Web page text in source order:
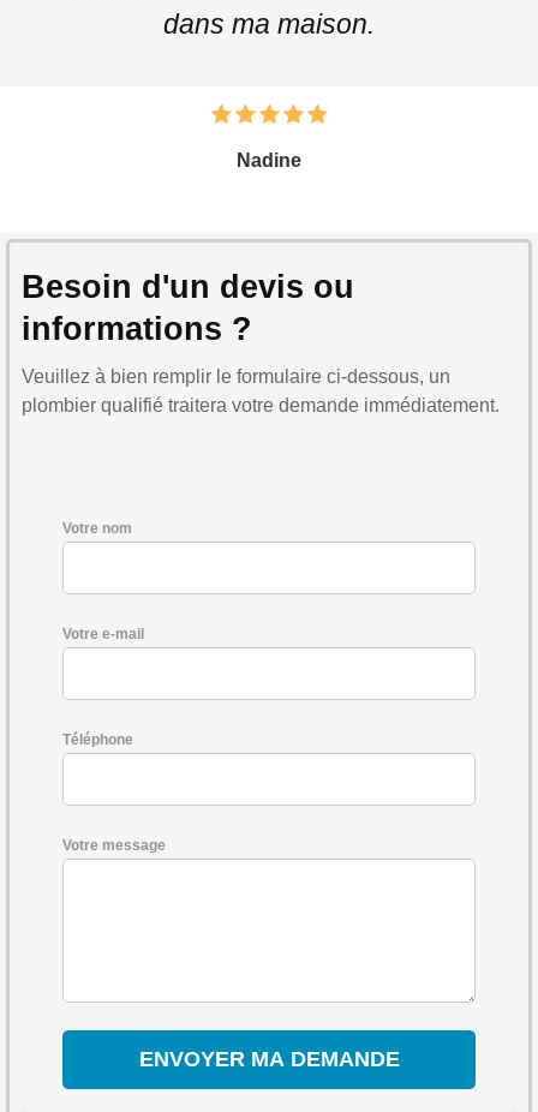
dans ma maison.
Nadine
Besoin d'un devis ou
informations ?
Veuillez à bien remplir le formulaire ci-dessous, un
plombier qualifié traitera votre demande immédiatement.
Votre nom
Votre e-mail
Téléphone
Votre message